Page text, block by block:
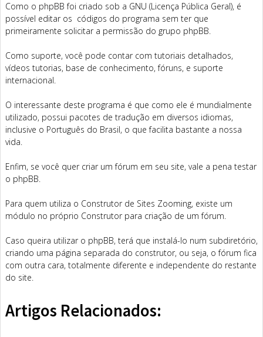
Como o phpBB foi criado sob a GNU (Licença Pública Geral), é
possível editar os códigos do programa sem ter que
primeiramente solicitar a permissão do grupo phpBB.
Como suporte, você pode contar com tutoriais detalhados,
vídeos tutorias, base de conhecimento, fóruns, e suporte
internacional.
O interessante deste programa é que como ele é mundialmente
utilizado, possui pacotes de tradução em diversos idiomas,
inclusive o Português do Brasil, o que facilita bastante a nossa
vida.
Enfim, se você quer criar um fórum em seu site, vale a pena testar
o phpBB.
Para quem utiliza o Construtor de Sites Zooming, existe um
módulo no próprio Construtor para criação de um fórum.
Caso queira utilizar o phpBB, terá que instalá-lo num subdiretório,
criando uma página separada do construtor, ou seja, o fórum fica
com outra cara, totalmente diferente e independente do restante
do site.
Artigos Relacionados: